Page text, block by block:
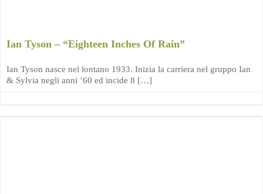
Ian Tyson – “Eighteen Inches Of Rain”
Ian Tyson nasce nel lontano 1933. Inizia la carriera nel gruppo Ian
& Sylvia negli anni ’60 ed incide 8 […]